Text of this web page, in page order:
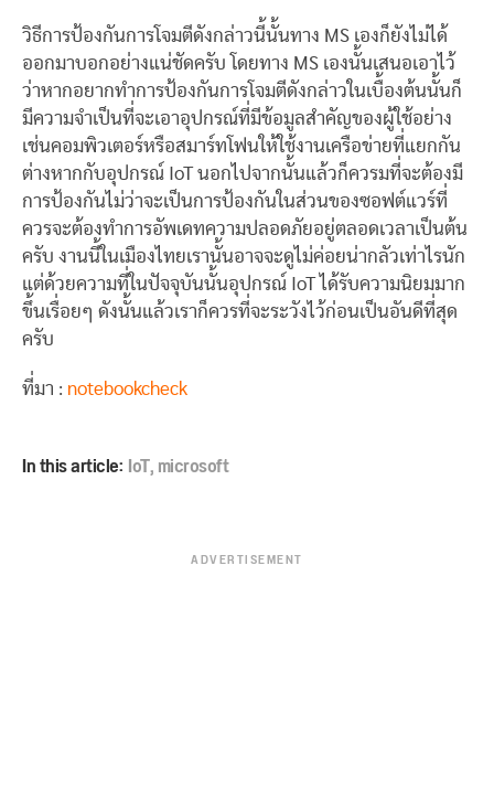
วิธีการป้องกันการโจมตีดังกล่าวนี้นั้นทาง MS เองก็ยังไม่ได้
ออกมาบอกอย่างแน่ชัดครับ โดยทาง MS เองนั้นเสนอเอาไว้
ว่าหากอยากทำการป้องกันการโจมตีดังกล่าวในเบื้องต้นนั้นก็
มีความจำเป็นที่จะเอาอุปกรณ์ที่มีข้อมูลสำคัญของผู้ใช้อย่าง
เช่นคอมพิวเตอร์หรือสมาร์ทโฟนให้ใช้งานเครือข่ายที่แยกกัน
ต่างหากกับอุปกรณ์ IoT นอกไปจากนั้นแล้วก็ควรมที่จะต้องมี
การป้องกันไม่ว่าจะเป็นการป้องกันในส่วนของซอฟต์แวร์ที่
ควรจะต้องทำการอัพเดทความปลอดภัยอยู่ตลอดเวลาเป็นต้น
ครับ งานนี้ในเมืองไทยเรานั้นอาจจะดูไม่ค่อยน่ากลัวเท่าไรนัก
แต่ด้วยความที่ในปัจจุบันนั้นอุปกรณ์ IoT ได้รับความนิยมมาก
ขึ้นเรื่อยๆ ดังนั้นแล้วเราก็ควรที่จะระวังไว้ก่อนเป็นอันดีที่สุด
ครับ
ที่มา : notebookcheck
In this article:IoT,microsoft
ADVERTISEMENT